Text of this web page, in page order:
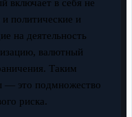
включает в себя не
политические и
на деятельность
валютный
Таким
— это подмножество
риска.